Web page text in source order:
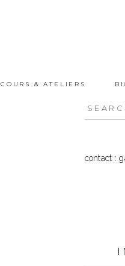
COURS & ATELIERS
Search
for:
contact :